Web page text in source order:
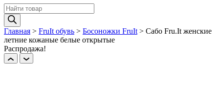
Поиск
товаров
Главная > FruIt обувь > Босоножки FruIt > Сабо Fru.It женские
летние кожаные белые открытые
Распродажа!